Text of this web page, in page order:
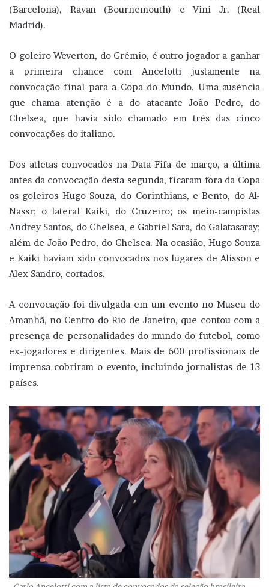
(Barcelona), Rayan (Bournemouth) e Vini Jr. (Real
Madrid).
O goleiro Weverton, do Grêmio, é outro jogador a ganhar
a primeira chance com Ancelotti justamente na
convocação final para a Copa do Mundo. Uma ausência
que chama atenção é a do atacante João Pedro, do
Chelsea, que havia sido chamado em três das cinco
convocações do italiano.
Dos atletas convocados na Data Fifa de março, a última
antes da convocação desta segunda, ficaram fora da Copa
os goleiros Hugo Souza, do Corinthians, e Bento, do Al-
Nassr; o lateral Kaiki, do Cruzeiro; os meio-campistas
Andrey Santos, do Chelsea, e Gabriel Sara, do Galatasaray;
além de João Pedro, do Chelsea. Na ocasião, Hugo Souza
e Kaiki haviam sido convocados nos lugares de Alisson e
Alex Sandro, cortados.
A convocação foi divulgada em um evento no Museu do
Amanhã, no Centro do Rio de Janeiro, que contou com a
presença de personalidades do mundo do futebol, como
ex-jogadores e dirigentes. Mais de 600 profissionais de
imprensa cobriram o evento, incluindo jornalistas de 13
países.